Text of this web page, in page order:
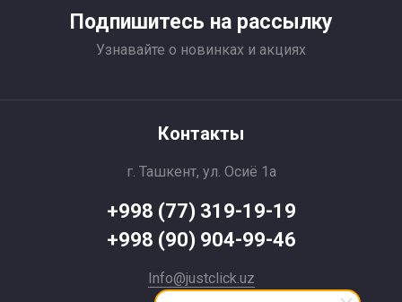
Подпишитесь на рассылку
Узнавайте о новинках и акциях
Контакты
г. Ташкент, ул. Осиё 1a
+998 (77) 319-19-19
+998 (90) 904-99-46
Info@justclick.uz